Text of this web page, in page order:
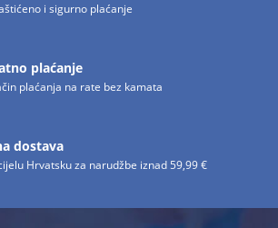
i sigurno plaćanje
plaćanje
plaćanja na rate bez kamata
dostava
Hrvatsku za narudžbe iznad 59,99 €